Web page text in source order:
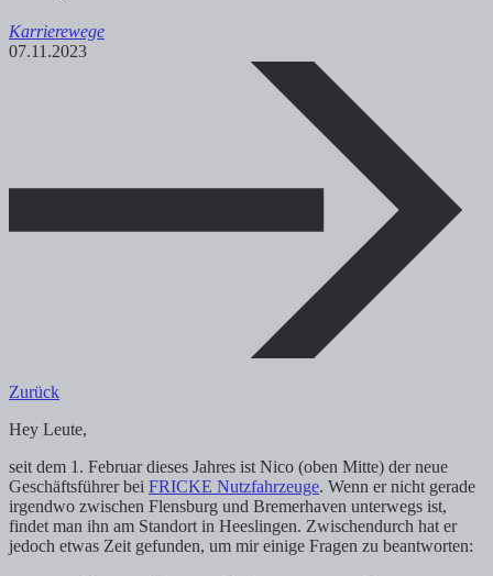
Karrierewege
07.11.2023
Zurück
Hey Leute,
seit dem 1. Februar dieses Jahres ist Nico (oben Mitte) der neue
Geschäftsführer bei FRICKE Nutzfahrzeuge. Wenn er nicht gerade
irgendwo zwischen Flensburg und Bremerhaven unterwegs ist,
findet man ihn am Standort in Heeslingen. Zwischendurch hat er
jedoch etwas Zeit gefunden, um mir einige Fragen zu beantworten: